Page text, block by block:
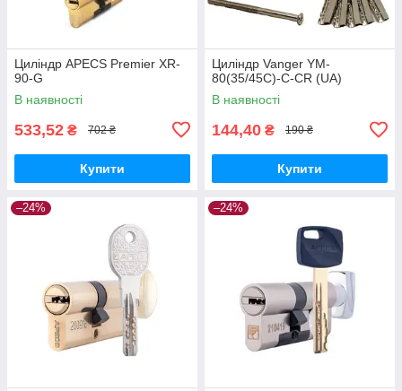
Циліндр APECS Premier XR-
90-G
В наявності
533,52 ₴ 702 ₴
Купити
Циліндр Vanger YM-
80(35/45C)-C-CR (UA)
В наявності
144,40 ₴ 190 ₴
Купити
–24% –24%